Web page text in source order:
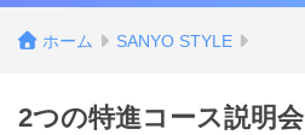
ホーム SANYO STYLE
2つの特進コース説明会